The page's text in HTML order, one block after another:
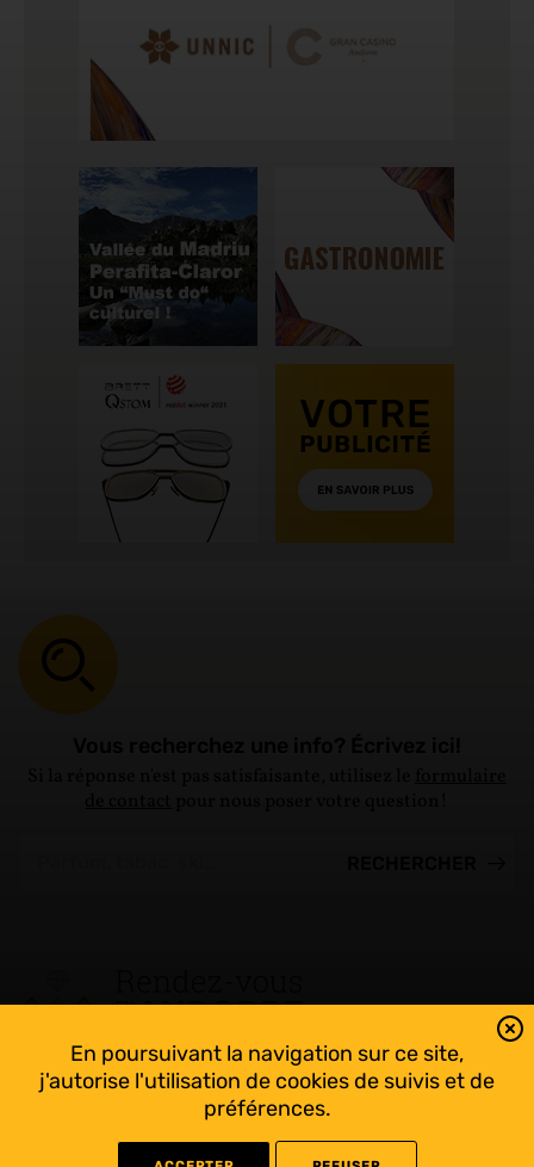
En poursuivant la navigation sur ce site,
j'autorise l'utilisation de cookies de suivis et de
préférences.
Tout suivre sur l’Andorre!
Facebook